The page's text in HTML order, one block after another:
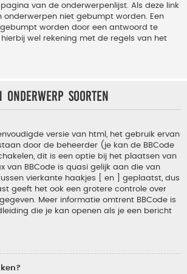
van de onderwerpenlijst. Als deze link
onderwerpen niet gebumpt worden. Een
worden door een antwoord te
wel rekening met de regels van het
onderwerp soorten
versie van html, het gebruik ervan
door de beheerder (je kan de BBCode
dit is een optie bij het plaatsen van
van BBCode is quasi gelijk aan die van
vierkante haakjes [ en ] geplaatst, dus
geeft het ook een grotere controle over
Meer informatie omtrent BBCode is
die je kan openen als je een bericht